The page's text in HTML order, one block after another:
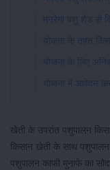
मनरेगा पशु शेड से
योजना के तहत
योजना के लिए
योजना में आवेदन
खेती के उपरांत पशुपालन
किसान खेती के साथ
पशुपालन काफी मुनाफे का